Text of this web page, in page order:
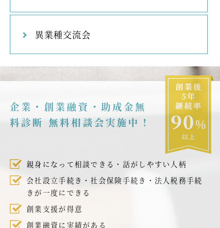
異業種交流会
企業・創業融資・助成金無
料診断 無料相談会実施中！
親身になって相談できる・話がしやすい人柄
会社設立手続き・社会保険手続き・法人税務手続
きが一度にできる
創業支援が得意
創業融資に実績がある